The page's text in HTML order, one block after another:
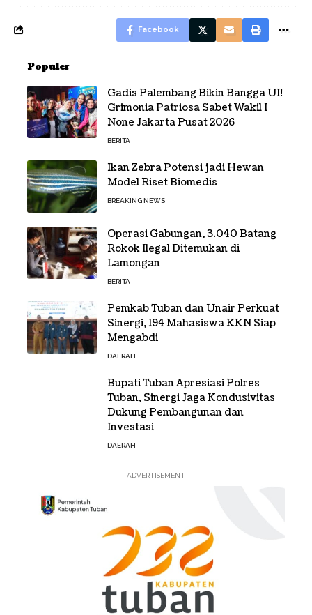
Facebook
Populer
Gadis Palembang Bikin Bangga UI!
Grimonia Patriosa Sabet Wakil I
None Jakarta Pusat 2026
BERITA
Ikan Zebra Potensi jadi Hewan
Model Riset Biomedis
BREAKING NEWS
Operasi Gabungan, 3.040 Batang
Rokok Ilegal Ditemukan di
Lamongan
BERITA
Pemkab Tuban dan Unair Perkuat
Sinergi, 194 Mahasiswa KKN Siap
Mengabdi
DAERAH
Bupati Tuban Apresiasi Polres
Tuban, Sinergi Jaga Kondusivitas
Dukung Pembangunan dan
Investasi
DAERAH
- ADVERTISEMENT -